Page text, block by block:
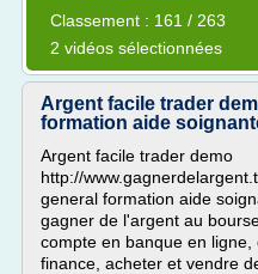
Classement : 161 / 263
2 vidéos sélectionnées
Argent facile trader
formation aide
Argent facile trader demo
http://
general formation aide
gagner de l'argent au
compte en banque en ligne,
finance, acheter et vendre